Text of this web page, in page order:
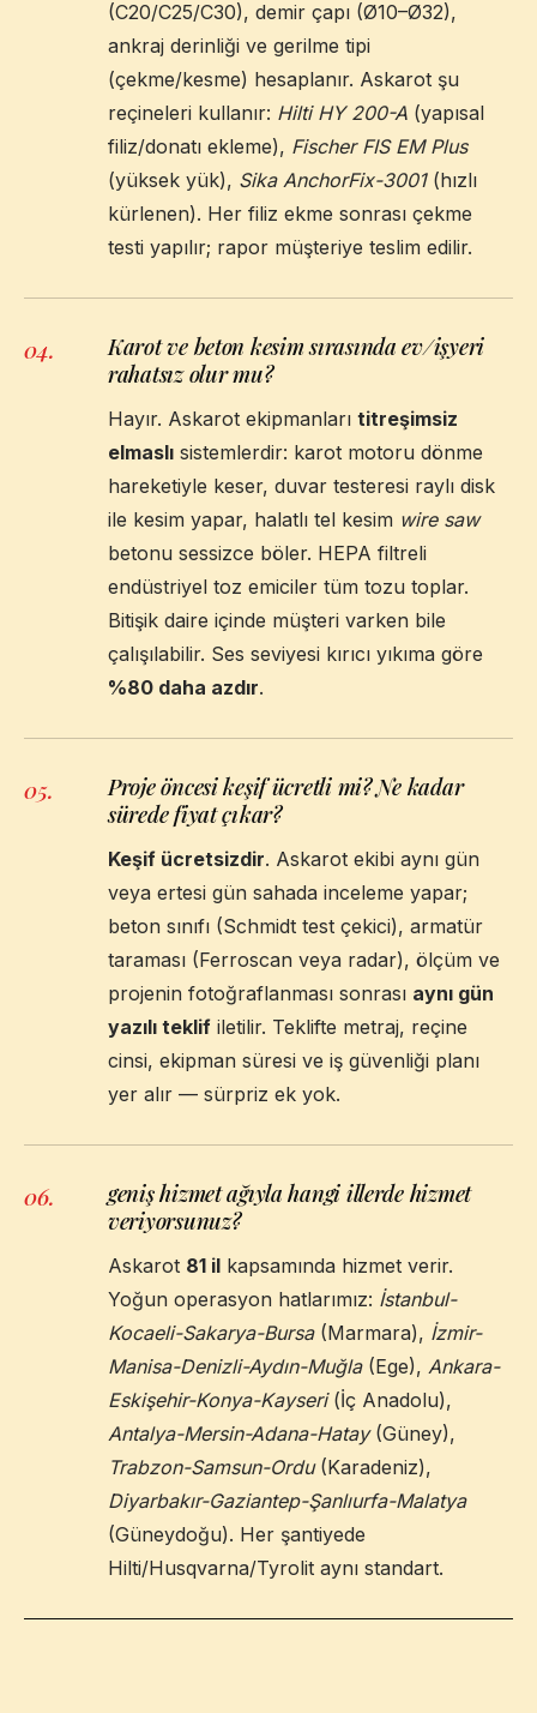
(C20/C25/C30), demir çapı (Ø10–Ø32),
ankraj derinliği ve gerilme tipi
(çekme/kesme) hesaplanır. Askarot şu
reçineleri kullanır: Hilti HY 200-A (yapısal
filiz/donatı ekleme), Fischer FIS EM Plus
(yüksek yük), Sika AnchorFix-3001(hızlı
kürlenen). Her filiz ekme sonrası çekme
testi yapılır; rapor müşteriye teslim edilir.
04.
Karot ve beton kesim sırasında ev/işyeri
rahatsız olur mu?
Hayır. Askarot ekipmanları titreşimsiz
elmaslı sistemlerdir: karot motoru dönme
hareketiyle keser, duvar testeresi raylı disk
ile kesim yapar, halatlı tel kesim wire saw
betonu sessizce böler. HEPA filtreli
endüstriyel toz emiciler tüm tozu toplar.
Bitişik daire içinde müşteri varken bile
çalışılabilir. Ses seviyesi kırıcı yıkıma göre
%80 daha azdır.
05.
Proje öncesi keşif ücretli mi? Ne kadar
sürede fiyat çıkar?
Keşif ücretsizdir. Askarot ekibi aynı gün
veya ertesi gün sahada inceleme yapar;
beton sınıfı (Schmidt test çekici), armatür
taraması (Ferroscan veya radar), ölçüm ve
projenin fotoğraflanması sonrası aynı gün
yazılı teklif iletilir. Teklifte metraj, reçine
cinsi, ekipman süresi ve iş güvenliği planı
yer alır — sürpriz ek yok.
06.
geniş hizmet ağıyla hangi illerde hizmet
veriyorsunuz?
Askarot 81 il kapsamında hizmet verir.
Yoğun operasyon hatlarımız: İstanbul-
Kocaeli-Sakarya-Bursa(Marmara), İzmir-
Manisa-Denizli-Aydın-Muğla(Ege), Ankara-
Eskişehir-Konya-Kayseri(İç Anadolu),
Antalya-Mersin-Adana-Hatay(Güney),
Trabzon-Samsun-Ordu(Karadeniz),
Diyarbakır-Gaziantep-Şanlıurfa-Malatya
(Güneydoğu). Her şantiyede
Hilti/Husqvarna/Tyrolit aynı standart.